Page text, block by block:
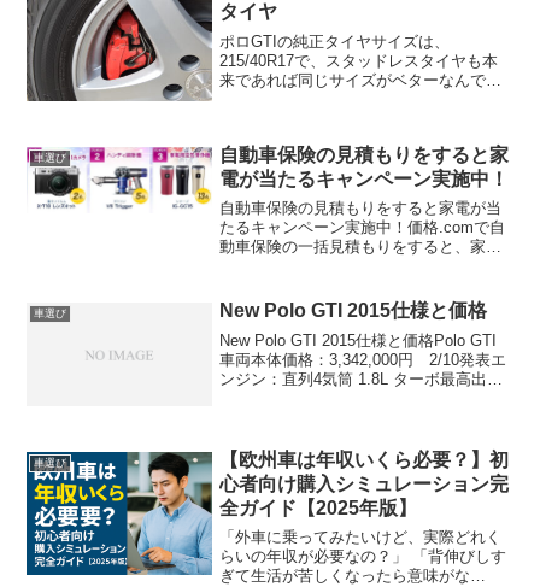
タイヤ
ポロGTIの純正タイヤサイズは、
215/40R17で、スタッドレスタイヤも本
来であれば同じサイズがベターなんです
ンチを購入しまし...
車選び
自動車保険の見積もりをすると家
電が当たるキャンペーン実施中！
自動車保険の見積もりをすると家電が当
たるキャンペーン実施中！価格.comで自
動車保険の一括見積もりをすると、家電
ご契約は必要ありません！応募はこちら
車選び New Polo GTI 2015仕様と価格
New Polo GTI 2015仕様と価格Polo GTI
車両本体価格：3,342,000円 2/10発表エ
ンジン：直列4気筒 1.8L ターボ最高出
車選び
【欧州車は年収いくら必要？】初
心者向け購入シミュレーション完
全ガイド【2025年版】
「外車に乗ってみたいけど、実際どれく
らいの年収が必要なの？」 「背伸びしす
ぎて生活が苦しくなったら意味がな